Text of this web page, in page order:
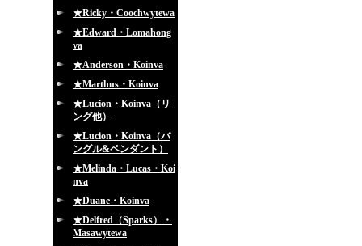
★Ricky・Coochwytewa
★Edward・Lomahong
va
★Anderson・Koinva
★Marthus・Koinva
★Lucion・Koinva（リ
ング他）
★Lucion・Koinva（バ
ングル&ペンダント）
★Melinda・Lucas・Koi
nva
★Duane・Koinva
★Delfred（Sparks）・
Masawytewa